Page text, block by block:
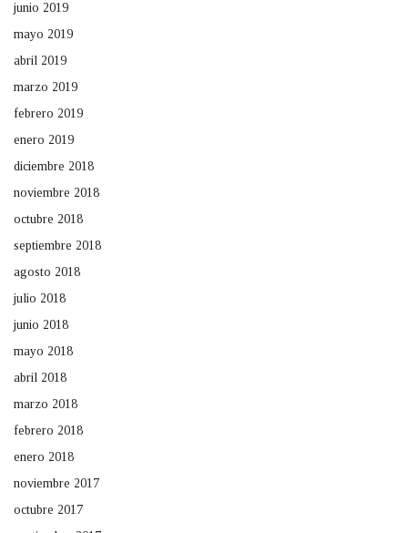
junio 2019
mayo 2019
abril 2019
marzo 2019
febrero 2019
enero 2019
diciembre 2018
noviembre 2018
octubre 2018
septiembre 2018
agosto 2018
julio 2018
junio 2018
mayo 2018
abril 2018
marzo 2018
febrero 2018
enero 2018
noviembre 2017
octubre 2017